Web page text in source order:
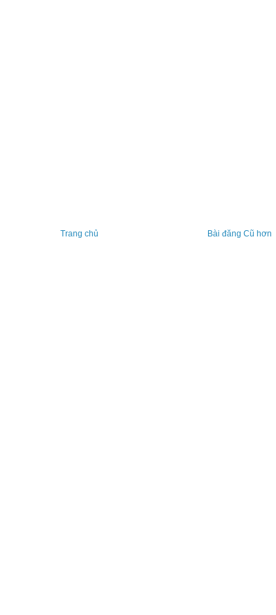
Bài đăng Cũ hơn
Trang chủ